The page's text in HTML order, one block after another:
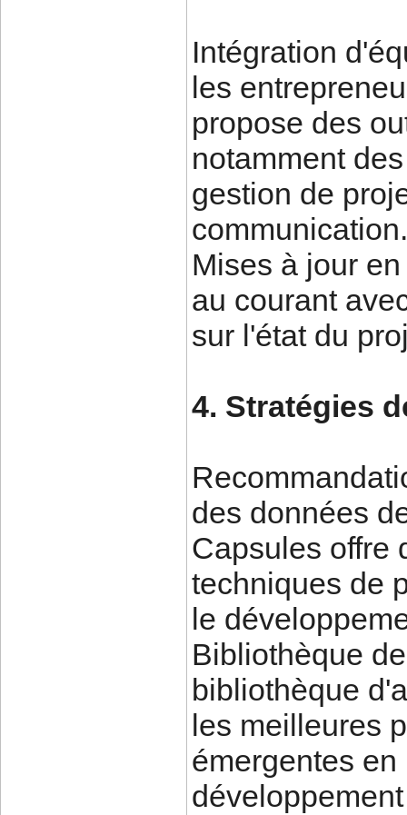
Intégration
les
propose des
notamment
gestion de
communication.
Mises à jour
au courant
sur l'état du
4. Stratégies
des données
Capsules offre
techniques de
le
Bibliothèque
bibliothèque
les meilleures
émergentes